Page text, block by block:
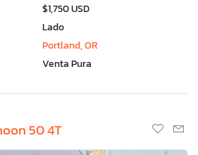
$1,750 USD
Lado
Portland, OR
Venta Pura
50 4T